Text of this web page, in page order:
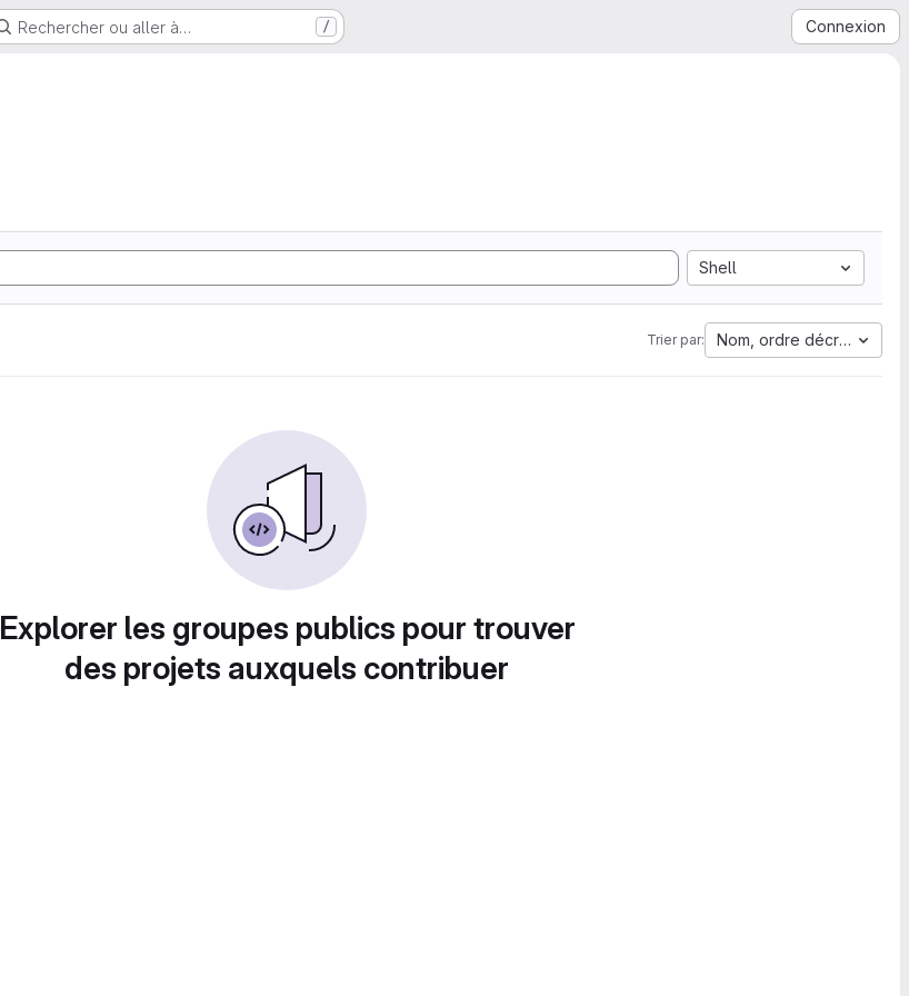
Rechercher ou aller à… / Connexion
Shell
Trier par: Nom, ordre décroissant
Explorer les groupes publics pour trouver
des projets auxquels contribuer